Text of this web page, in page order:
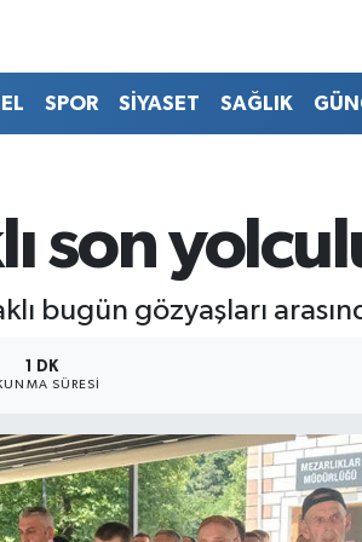
SPOR SİYASET SAĞLIK
son
bugün gözyaşları
1 DK
SÜRESI